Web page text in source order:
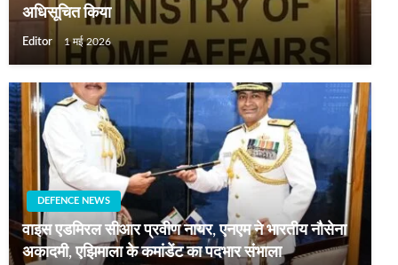
अधिसूचित किया
Editor 1 मई 2026
DEFENCE NEWS
वाइस एडमिरल सीआर प्रवीण नायर, एनएम ने भारतीय नौसेना
अकादमी, एझिमाला के कमांडेंट का पदभार संभाला